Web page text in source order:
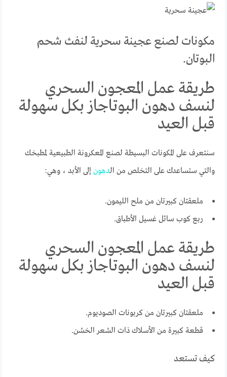
مكونات لصنع عجينة سحرية لنفث شحم
البوتان.
طريقة عمل المعجون السحري
لنسف دهون البوتاجاز بكل سهولة
قبل العيد
سنتعرف على المكونات البسيطة لصنع المعكرونة الطبيعية لمطبخك
والتي ستساعدك على التخلص من الدهون إلى الأبد ، وهي:
ملعقتان كبيرتان من ملح الليمون.
ربع كوب سائل غسيل الأطباق.
طريقة عمل المعجون السحري
لنسف دهون البوتاجاز بكل سهولة
قبل العيد
ملعقتان كبيرتان من كربونات الصوديوم.
قطعة كبيرة من الأسلاك ذات الشعر الخشن.
كيف تستعد